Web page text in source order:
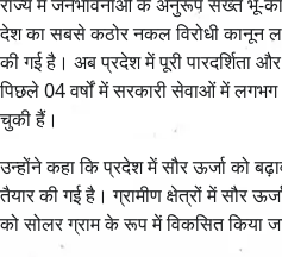
देश का सबसे कठोर नकल विरोधी कानून
की गई है। अब प्रदेश में पूरी पारदर्शिता और
पिछले 04 वर्षों में सरकारी सेवाओं में
चुकी हैं।
उन्होंने कहा कि प्रदेश में सौर ऊर्जा को
तैयार की गई है। ग्रामीण क्षेत्रों में सौर
को सोलर ग्राम के रूप में विकसित किया